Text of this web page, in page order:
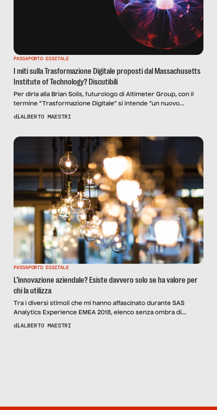
PASSAPORTO DIGITALE
I miti sulla Trasformazione Digitale proposti dal Massachusetts
Institute of Technology? Discutibili
Per dirla alla Brian Solis, futurologo di Altimeter Group, con il
termine “Trasformazione Digitale” si intende “un nuovo
scenario competitivo di economia digitale dove tecnologia,
dipendenti e i clienti, in modo più efficiente”. Già da questa
diALBERTO MAESTRI
PASSAPORTO DIGITALE
L’innovazione aziendale? Esiste davvero solo se ha valore per
chi la utilizza
Tra i diversi stimoli che mi hanno affascinato durante SAS
Analytics Experience EMEA 2018, elenco senza ombra di
dubbio quelli legati al tema dell’innovazione aziendale condivisi
diALBERTO MAESTRI